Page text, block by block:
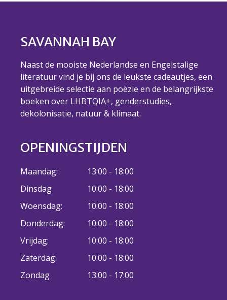
januari 2026
december 2025
november 2025
oktober 2025
augustus 2025
juni 2025
mei 2025
april 2025
maart 2025
december 2024
oktober 2024
SAVANNAH BAY
Naast de mooiste Nederlandse en Engelstalige
literatuur vind je bij ons de leukste cadeautjes, een
uitgebreide selectie aan poëzie en de belangrijkste
boeken over LHBTQIA+, genderstudies,
dekolonisatie, natuur & klimaat.
OPENINGSTIJDEN
Maandag:
Dinsdag
Woensdag:
Donderdag:
Vrijdag:
Zaterdag:
Zondag
13:00 - 18:00
10:00 - 18:00
10:00 - 18:00
10:00 - 18:00
10:00 - 18:00
10:00 - 18:00
13:00 - 17:00